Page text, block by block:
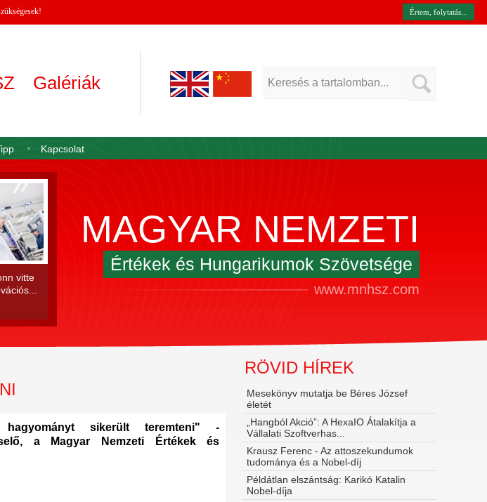
Értem, folytatás...
Galériák
Kapcsolat
vitte
MAGYAR NEMZETI
Értékek és Hungarikumok Szövetsége
www.mnhsz.com
sikerült teremteni" -
a Magyar Nemzeti Értékek és
RÖVID HÍREK
Mesekönyv mutatja be Béres József
életét
„Hangból Akció”: A HexaIO Átalakítja a
Vállalati Szoftverhas...
Krausz Ferenc - Az attoszekundumok
tudománya és a Nobel‑díj
Példátlan elszántság: Karikó Katalin
Nobel-díja